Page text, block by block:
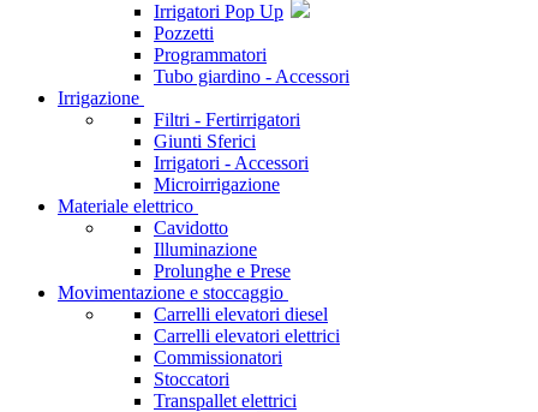
Irrigatori Pop Up
Pozzetti
Programmatori
Tubo giardino - Accessori
Irrigazione
Filtri - Fertirrigatori
Giunti Sferici
Irrigatori - Accessori
Microirrigazione
Materiale elettrico
Cavidotto
Illuminazione
Prolunghe e Prese
Movimentazione e stoccaggio
Carrelli elevatori diesel
Carrelli elevatori elettrici
Commissionatori
Stoccatori
Transpallet elettrici